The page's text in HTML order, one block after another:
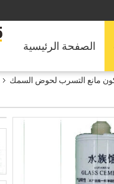
الصفحة الرئيسية
مانع التسرب لحوض السمك